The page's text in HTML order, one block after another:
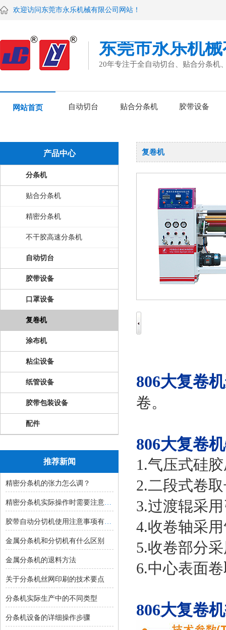
欢迎访问东莞市永乐机械有限公司网站！
东莞市永乐机
20年专注于全自动切台、贴合分条机
网站首页 自动切台 贴合分条机 胶带设备
产品中心
分条机
贴合分条机
精密分条机
不干胶高速分条机
自动切台
胶带设备
口罩设备
复卷机
涂布机
粘尘设备
纸管设备
胶带包装设备
配件
推荐新闻
精密分条机的张力怎么调？
精密分条机实际操作时需要注意的事...
胶带自动分切机使用注意事项有哪些...
金属分条机和分切机有什么区别
金属分条机的退料方法
关于分条机丝网印刷的技术要点
分条机实际生产中的不同类型
分条机设备的详细操作步骤
复卷机
806大复卷机
卷。
806大复卷机
1.气压式硅
2.二段式卷
3.过渡辊采
4.收卷轴采
5.收卷部分
6.中心表面
806大复卷